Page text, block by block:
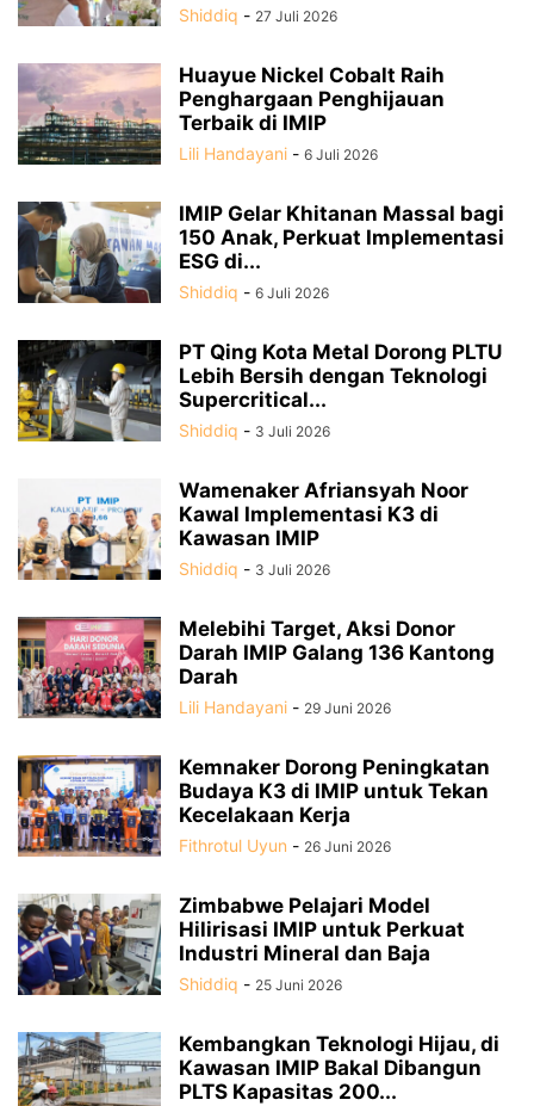
Shiddiq - 27 Juli 2026
Huayue Nickel Cobalt Raih
Penghargaan Penghijauan
Terbaik di IMIP
Lili Handayani - 6 Juli 2026
IMIP Gelar Khitanan Massal bagi
150 Anak, Perkuat Implementasi
ESG di...
Shiddiq - 6 Juli 2026
PT Qing Kota Metal Dorong PLTU
Lebih Bersih dengan Teknologi
Supercritical...
Shiddiq - 3 Juli 2026
Wamenaker Afriansyah Noor
Kawal Implementasi K3 di
Kawasan IMIP
Shiddiq - 3 Juli 2026
Melebihi Target, Aksi Donor
Darah IMIP Galang 136 Kantong
Darah
Lili Handayani - 29 Juni 2026
Kemnaker Dorong Peningkatan
Budaya K3 di IMIP untuk Tekan
Kecelakaan Kerja
Fithrotul Uyun - 26 Juni 2026
Zimbabwe Pelajari Model
Hilirisasi IMIP untuk Perkuat
Industri Mineral dan Baja
Shiddiq - 25 Juni 2026
Kembangkan Teknologi Hijau, di
Kawasan IMIP Bakal Dibangun
PLTS Kapasitas 200...